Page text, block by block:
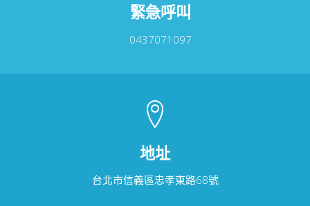
緊急呼叫
0437071097
地址
台北市信義區忠孝東路68號